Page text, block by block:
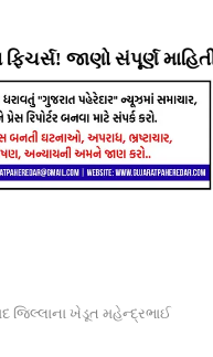
સંપૂર્ણ માહિતી ⇝
જિલ્લાના ખેડૂત મહેન્દ્રભાઈ